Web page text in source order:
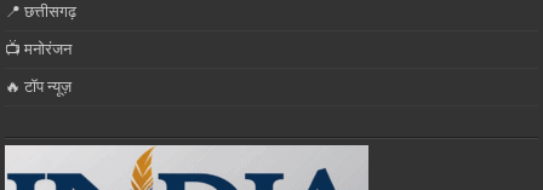
📍 छत्तीसगढ़
📺 मनोरंजन
🔥 टॉप न्यूज़